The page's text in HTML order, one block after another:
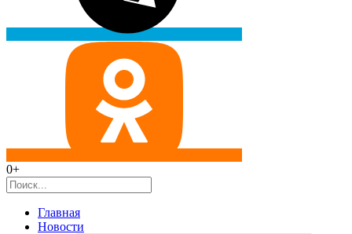
0+
Главная
Новости